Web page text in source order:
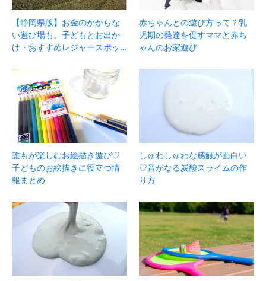
【静岡県版】お金のかからな
い遊び場も。子どもとお出か
け・おすすめレジャースポッ…
赤ちゃんとの遊び方って？乳
児期の発達を促すママと赤ち
ゃんのお家遊び
誰もが楽しむお絵描き遊び♡
子どものお絵描きに役立つ情
報まとめ
しゅわしゅわな感触が面白い
♡音がなる炭酸スライムの作
り方